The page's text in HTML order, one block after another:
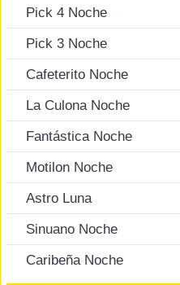
Pick 4 Noche
Pick 3 Noche
Cafeterito Noche
La Culona Noche
Fantástica Noche
Motilon Noche
Astro Luna
Sinuano Noche
Caribeña Noche